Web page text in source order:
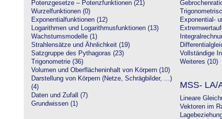
Potenzgesetze – Potenzfunktionen (21)
Wurzelfunktionen (0)
Exponentialfunktionen (12)
Logarithmen und Logarithmusfunktionen (13)
Wachstumsmodelle (1)
Strahlensätze und Ähnlichkeit (19)
Satzgruppe des Pythagoras (23)
Trigonometrie (36)
Volumen und Oberflächeninhalt von Körpern (10)
Darstellung von Körpern (Netze, Schrägbilder, ...)
(4)
Daten und Zufall (7)
Grundwissen (1)
Exponential-
Vollständige
Weiteres (10)
MSS- LA/
Lineare
Vektoren im